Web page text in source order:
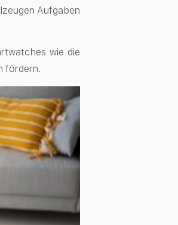
Aufgaben
wie die
fördern.